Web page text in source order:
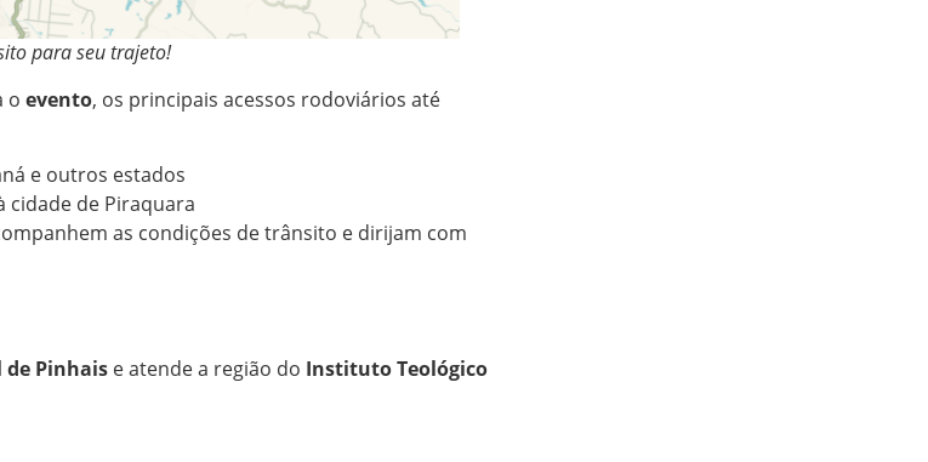
para seu trajeto!
o evento, os principais acessos rodoviários até
e outros estados
cidade de Piraquara
as condições de trânsito e dirijam com
Pinhais e atende a região do Instituto Teológico